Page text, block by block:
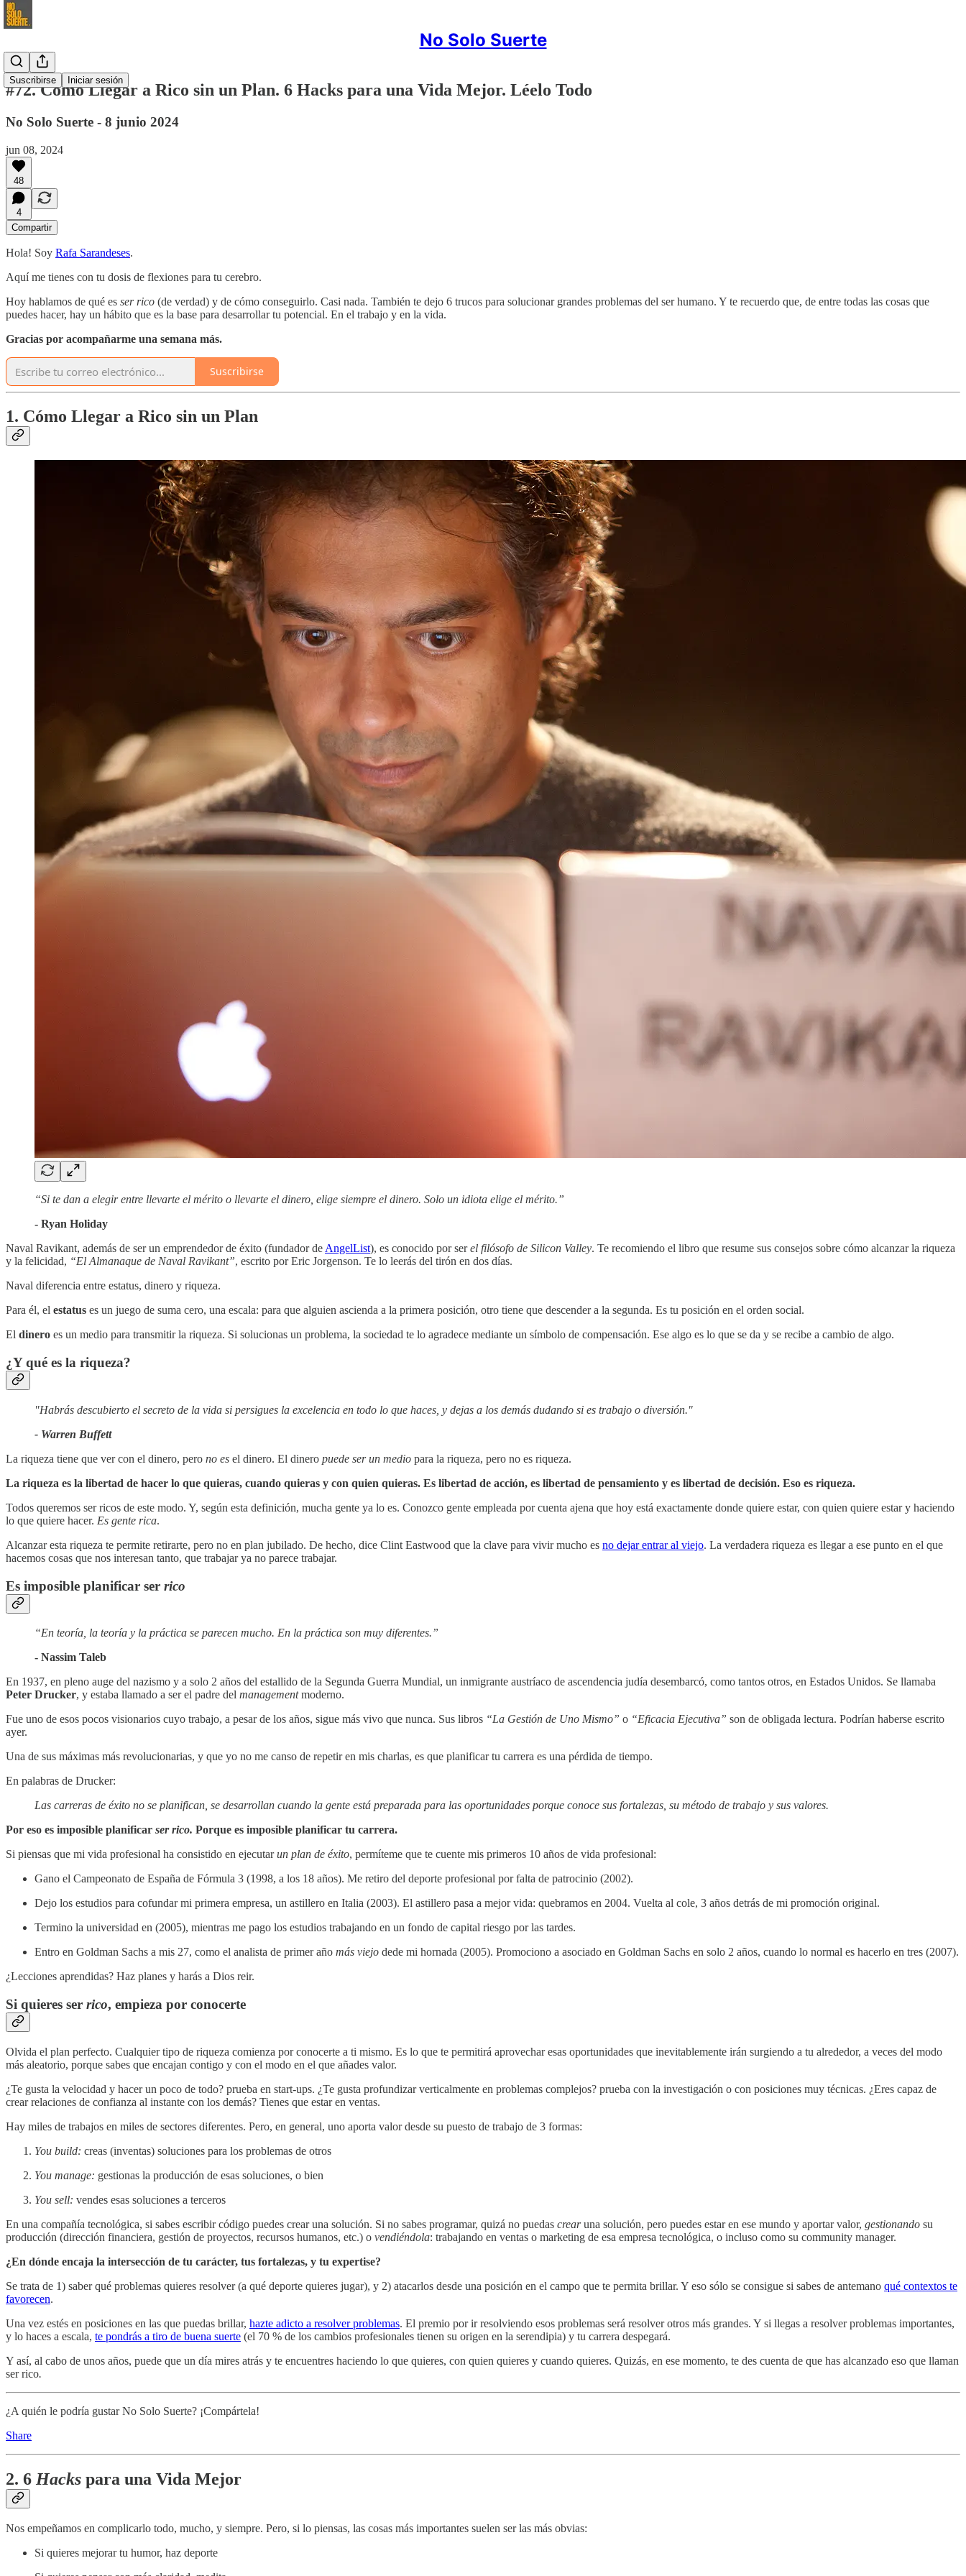
No Solo Suerte
Suscribirse Iniciar sesión
#72. Cómo Llegar a Rico sin un Plan. 6 Hacks para una Vida Mejor. Léelo Todo
No Solo Suerte - 8 junio 2024
jun 08, 2024
48
4
Compartir
Hola! Soy Rafa Sarandeses.
Aquí me tienes con tu dosis de flexiones para tu cerebro.
Hoy hablamos de qué es ser rico (de verdad) y de cómo conseguirlo. Casi nada. También te dejo 6 trucos para solucionar grandes problemas del ser humano. Y te recuerdo que, de entre todas las cosas que
puedes hacer, hay un hábito que es la base para desarrollar tu potencial. En el trabajo y en la vida.
Gracias por acompañarme una semana más.
Suscribirse
1. Cómo Llegar a Rico sin un Plan
“Si te dan a elegir entre llevarte el mérito o llevarte el dinero, elige siempre el dinero. Solo un idiota elige el mérito.”
- Ryan Holiday
Naval Ravikant, además de ser un emprendedor de éxito (fundador de AngelList), es conocido por serel filósofo de Silicon Valley. Te recomiendo el libro que resume sus consejos sobre cómo alcanzar la riqueza
y la felicidad, “El Almanaque de Naval Ravikant”, escrito por Eric Jorgenson. Te lo leerás del tirón en dos días.
Naval diferencia entre estatus, dinero y riqueza.
Para él, el estatus es un juego de suma cero, una escala: para que alguien ascienda a la primera posición, otro tiene que descender a la segunda. Es tu posición en el orden social.
El dinero es un medio para transmitir la riqueza. Si solucionas un problema, la sociedad te lo agradece mediante un símbolo de compensación. Ese algo es lo que se da y se recibe a cambio de algo.
¿Y qué es la riqueza?
"Habrás descubierto el secreto de la vida si persigues la excelencia en todo lo que haces, y dejas a los demás dudando si es trabajo o diversión."
- Warren Buffett
La riqueza tiene que ver con el dinero, pero no es el dinero. El dinero puede ser un medio para la riqueza, pero no es riqueza.
La riqueza es la libertad de hacer lo que quieras, cuando quieras y con quien quieras. Es libertad de acción, es libertad de pensamiento y es libertad de decisión. Eso es riqueza.
Todos queremos ser ricos de este modo. Y, según esta definición, mucha gente ya lo es. Conozco gente empleada por cuenta ajena que hoy está exactamente donde quiere estar, con quien quiere estar y haciendo
lo que quiere hacer. Es gente rica.
Alcanzar esta riqueza te permite retirarte, pero no en plan jubilado. De hecho, dice Clint Eastwood que la clave para vivir mucho es no dejar entrar al viejo. La verdadera riqueza es llegar a ese punto en el que
hacemos cosas que nos interesan tanto, que trabajar ya no parece trabajar.
Es imposible planificar ser rico
“En teoría, la teoría y la práctica se parecen mucho. En la práctica son muy diferentes.”
- Nassim Taleb
En 1937, en pleno auge del nazismo y a solo 2 años del estallido de la Segunda Guerra Mundial, un inmigrante austríaco de ascendencia judía desembarcó, como tantos otros, en Estados Unidos. Se llamaba
Peter Drucker, y estaba llamado a ser el padre del managementmoderno.
Fue uno de esos pocos visionarios cuyo trabajo, a pesar de los años, sigue más vivo que nunca. Sus libros “La Gestión de Uno Mismo” o “Eficacia Ejecutiva” son de obligada lectura. Podrían haberse escrito
ayer.
Una de sus máximas más revolucionarias, y que yo no me canso de repetir en mis charlas, es que planificar tu carrera es una pérdida de tiempo.
En palabras de Drucker:
Las carreras de éxito no se planifican, se desarrollan cuando la gente está preparada para las oportunidades porque conoce sus fortalezas, su método de trabajo y sus valores.
Por eso es imposible planificar ser rico. Porque es imposible planificar tu carrera.
Si piensas que mi vida profesional ha consistido en ejecutarun plan de éxito, permíteme que te cuente mis primeros 10 años de vida profesional:
Gano el Campeonato de España de Fórmula 3 (1998, a los 18 años). Me retiro del deporte profesional por falta de patrocinio (2002).
Dejo los estudios para cofundar mi primera empresa, un astillero en Italia (2003). El astillero pasa a mejor vida: quebramos en 2004. Vuelta al cole, 3 años detrás de mi promoción original.
Termino la universidad en (2005), mientras me pago los estudios trabajando en un fondo de capital riesgo por las tardes.
Entro en Goldman Sachs a mis 27, como el analista de primer año más viejo dede mi hornada (2005). Promociono a asociado en Goldman Sachs en solo 2 años, cuando lo normal es hacerlo en tres (2007).
¿Lecciones aprendidas? Haz planes y harás a Dios reir.
Si quieres ser rico, empieza por conocerte
Olvida el plan perfecto. Cualquier tipo de riqueza comienza por conocerte a ti mismo. Es lo que te permitirá aprovechar esas oportunidades que inevitablemente irán surgiendo a tu alrededor, a veces del modo
más aleatorio, porque sabes que encajan contigo y con el modo en el que añades valor.
¿Te gusta la velocidad y hacer un poco de todo? prueba en start-ups. ¿Te gusta profundizar verticalmente en problemas complejos? prueba con la investigación o con posiciones muy técnicas. ¿Eres capaz de
crear relaciones de confianza al instante con los demás? Tienes que estar en ventas.
Hay miles de trabajos en miles de sectores diferentes. Pero, en general, uno aporta valor desde su puesto de trabajo de 3 formas:
You build: creas (inventas) soluciones para los problemas de otros
You manage: gestionas la producción de esas soluciones, o bien
You sell: vendes esas soluciones a terceros
En una compañía tecnológica, si sabes escribir código puedes crear una solución. Si no sabes programar, quizá no puedas crearuna solución, pero puedes estar en ese mundo y aportar valor, gestionando su
producción (dirección financiera, gestión de proyectos, recursos humanos, etc.) o vendiéndola: trabajando en ventas o marketing de esa empresa tecnológica, o incluso como su community manager.
¿En dónde encaja la intersección de tu carácter, tus fortalezas, y tu expertise?
Se trata de 1) saber qué problemas quieres resolver (a qué deporte quieres jugar), y 2) atacarlos desde una posición en el campo que te permita brillar. Y eso sólo se consigue si sabes de antemano qué contextos te
favorecen.
Una vez estés en posiciones en las que puedas brillar, hazte adicto a resolver problemas. El premio por ir resolviendo esos problemas será resolver otros más grandes. Y si llegas a resolver problemas importantes,
y lo haces a escala, te pondrás a tiro de buena suerte (el 70 % de los cambios profesionales tienen su origen en la serendipia) y tu carrera despegará.
Y así, al cabo de unos años, puede que un día mires atrás y te encuentres haciendo lo que quieres, con quien quieres y cuando quieres. Quizás, en ese momento, te des cuenta de que has alcanzado eso que llaman
ser rico.
¿A quién le podría gustar No Solo Suerte? ¡Compártela!
Share
2. 6 Hacks para una Vida Mejor
Nos empeñamos en complicarlo todo, mucho, y siempre. Pero, si lo piensas, las cosas más importantes suelen ser las más obvias:
Si quieres mejorar tu humor, haz deporte